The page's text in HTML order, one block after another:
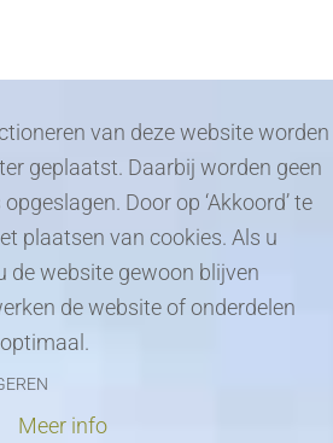
van deze website worden
geplaatst. Daarbij worden geen
Door op ‘Akkoord’ te
plaatsen van cookies. Als u
de website gewoon blijven
de website of onderdelen
Meer info